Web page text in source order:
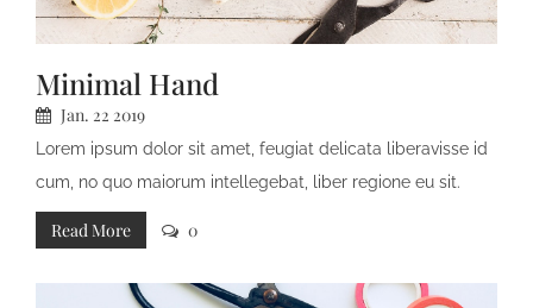
Minimal Hand
Jan. 22 2019
Lorem ipsum dolor sit amet, feugiat delicata liberavisse id
cum, no quo maiorum intellegebat, liber regione eu sit.
Mea cu case ludus integre, vide viderer eleifend ex mea.
His at soluta regione
Read More 0